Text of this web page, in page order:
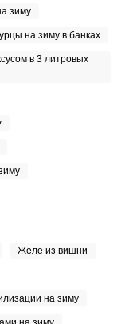
зиму
на зиму в банках
в 3 литровых
Желе из вишни
на зиму